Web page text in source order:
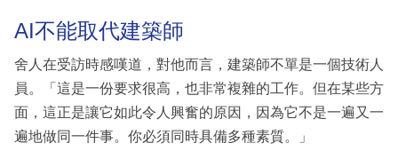
AI不能取代建築師
舍人在受訪時感嘆道，對他而言，建築師不單是一個技術人
員。「這是一份要求很高，也非常複雜的工作。但在某些方
面，這正是讓它如此令人興奮的原因，因為它不是一遍又一
遍地做同一件事。你必須同時具備多種素質。」